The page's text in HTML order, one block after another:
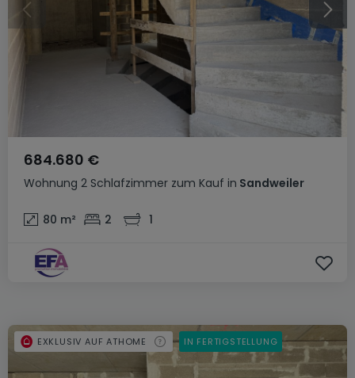
Wohnung 2 Schlafzimmer zum Kauf in Sandweiler
684.680 €
80 m² 2 1
EXKLUSIV AUF ATHOME IN FERTIGSTELLUNG